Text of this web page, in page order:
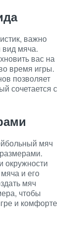
важно
мяча.
вас на
время игры.
позволяет
сочетается с
мяч
окружности
и его
мяч
чтобы
и комфорте